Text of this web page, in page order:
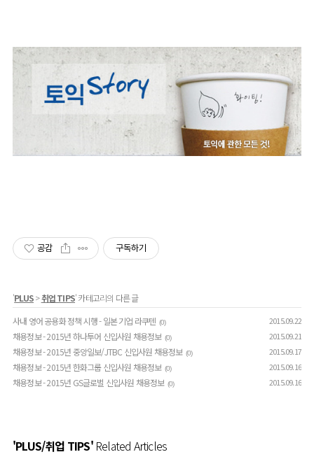
공감 구독하기
'PLUS>취업 TIPS' 카테고리의 다른 글
사내 영어 공용화 정책 시행 - 일본 기업 라쿠텐 (0) 2015.09.22
채용정보 - 2015년 하나투어 신입사원 채용정보 (0) 2015.09.21
채용정보 - 2015년 중앙일보/JTBC 신입사원 채용정보 (0) 2015.09.17
채용정보 - 2015년 한화그룹 신입사원 채용정보 (0) 2015.09.16
채용정보 - 2015년 GS글로벌 신입사원 채용정보 (0) 2015.09.16
'PLUS/취업 TIPS'Related Articles